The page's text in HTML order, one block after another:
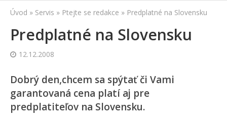
Úvod » Servis » Ptejte se redakce » Predplatné na Slovensku
Predplatné na Slovensku
12.12.2008
Dobrý den,chcem sa spýtať či Vami
garantovaná cena platí aj pre
predplatiteľov na Slovensku.